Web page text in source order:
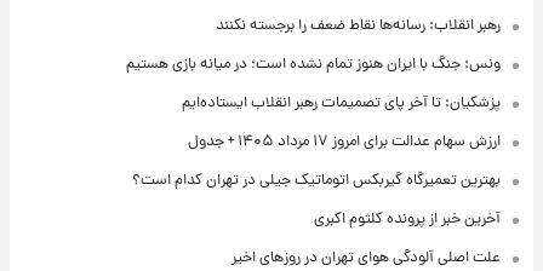
رهبر انقلاب: رسانه‌ها نقاط ضعف را برجسته نکنند
ونس: جنگ با ایران هنوز تمام نشده است؛ در میانه بازی هستیم
پزشکیان: تا آخر پای تصمیمات رهبر انقلاب ایستاده‌ایم
ارزش سهام عدالت برای امروز ۱۷ مرداد ۱۴۰۵ + جدول
بهترین تعمیرگاه گیربکس اتوماتیک جیلی در تهران کدام است؟
آخرین خبر از پرونده کلثوم اکبری
علت اصلی آلودگی هوای تهران در روزهای اخیر